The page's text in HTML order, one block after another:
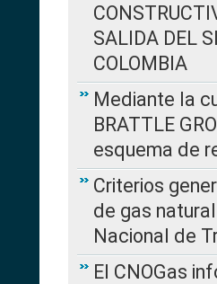
SALIDA DEL
COLOMBIA
Mediante la
BRATTLE
esquema de
Criterios
de gas
Nacional de
El CNOGas